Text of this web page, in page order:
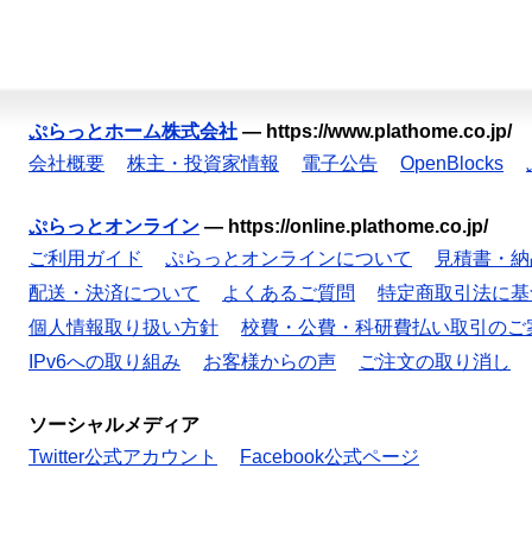
ぷらっとホーム株式会社 — https://www.plathome.co.jp/
会社概要
株主・投資家情報 電子公告 OpenBlocks
ぷらっとオンライン — https://online.plathome.co.jp/
ご利用ガイド
ぷらっとオンラインについて
見積書・
配送・決済について
よくあるご質問
特定商取引法に
個人情報取り扱い方針
校費・公費・科研費払い取引のご
IPv6への取り組み
お客様からの声 ご注文の取り消し
ソーシャルメディア
Twitter公式アカウント
Facebook公式ページ